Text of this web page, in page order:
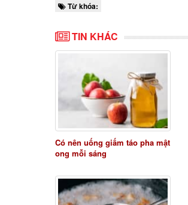
Từ khóa:
TIN KHÁC
Có nên uống giấm táo pha mật
ong mỗi sáng